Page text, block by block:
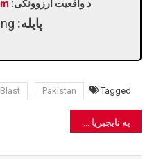
د واقعیت ارزوونکی:
پایله:
Tagged
Pakistan
Post
navigation